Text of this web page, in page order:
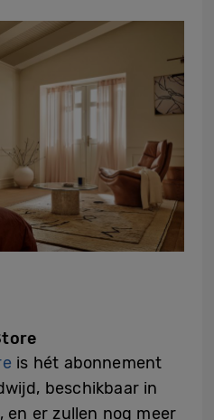
is hét abonnement
beschikbaar in
en er zullen nog meer